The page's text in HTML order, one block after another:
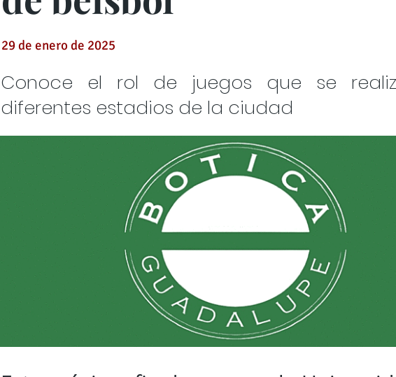
29 de enero de 2025
Conoce el rol de juegos que se
diferentes estadios de la ciudad